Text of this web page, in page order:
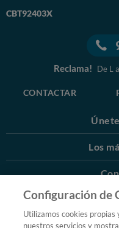
CBT92403X
Reclama! De L
CONTACTAR
Los
Más
Configuración de
Utilizamos cookies
nuestros servicios y